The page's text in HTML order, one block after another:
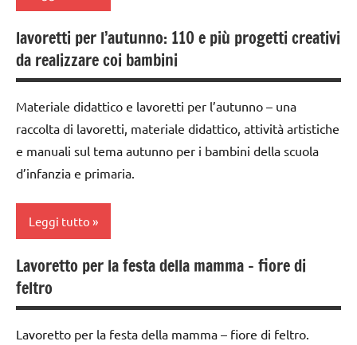
LAVORETTI
Pasqua
Primavera
raccolte
di links
a tema
STAGIONI
TUTORIAL
TUTTI GLI
ARGOMENTI
PER ETA'
TUTTI GLI
ARTE
IMMAGINE
varie
ARTICOLI
lavoretti per l’autunno: 110 e più progetti creativi
da realizzare coi bambini
Materiale didattico e lavoretti per l’autunno – una
raccolta di lavoretti, materiale didattico, attività artistiche
e manuali sul tema autunno per i bambini della scuola
d’infanzia e primaria.
Leggi tutto
ARTE
IMMAGINE
Lavoretto per la festa della mamma – fiore di
feltro
Lavoretto per la festa della mamma – fiore di feltro.